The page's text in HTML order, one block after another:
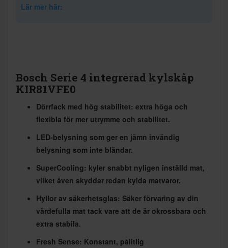
Lär mer här:
Bosch Serie 4 integrerad kylskåp
KIR81VFE0
Dörrfack med hög stabilitet: extra höga och
flexibla för mer utrymme och stabilitet.
LED-belysning som ger en jämn invändig
belysning som inte bländar.
SuperCooling: kyler snabbt nyligen inställd mat,
vilket även skyddar redan kylda matvaror.
Hyllor av säkerhetsglas: Säker förvaring av din
värdefulla mat tack vare att de är okrossbara och
extra stabila.
Fresh Sense: Konstant, pålitlig